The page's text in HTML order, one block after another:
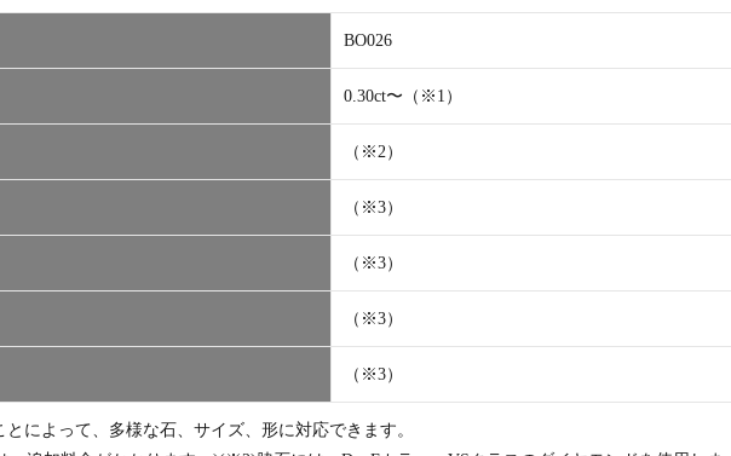
BO026
0.30ct〜（※1）
（※2）
（※3）
（※3）
（※3）
（※3）
によって、多様な石、サイズ、形に対応できます。